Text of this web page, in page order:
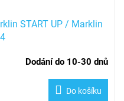
START UP / Marklin
Dodání do 10-30 dnů
Do košíku